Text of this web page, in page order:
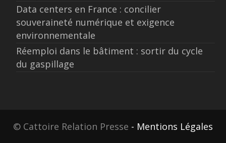
Data centers en France : concilier
souveraineté numérique et exigence
environnementale
Réemploi dans le bâtiment : sortir du cycle
du gaspillage
© Cattoire Relation Presse - Mentions Légales